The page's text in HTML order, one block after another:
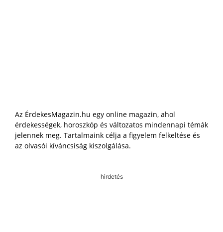
Az ÉrdekesMagazin.hu egy online magazin, ahol
érdekességek, horoszkóp és változatos mindennapi témák
jelennek meg. Tartalmaink célja a figyelem felkeltése és
az olvasói kíváncsiság kiszolgálása.
hirdetés